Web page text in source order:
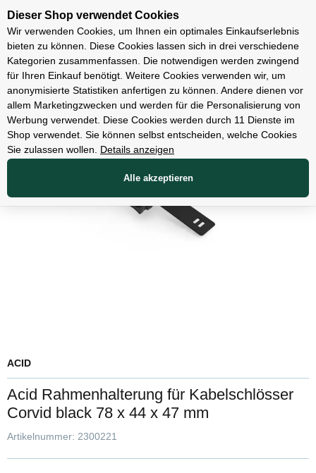
Unsere Filialen
Zubehör
ACID
Acid Rahmenhalterung für Kabelschlösser
Corvid black 78 x 44 x 47 mm
Artikelnummer: 2300221
Dieser Shop verwendet Cookies
Wir verwenden Cookies, um Ihnen ein optimales Einkaufserlebnis
bieten zu können. Diese Cookies lassen sich in drei verschiedene
Kategorien zusammenfassen. Die notwendigen werden zwingend
für Ihren Einkauf benötigt. Weitere Cookies verwenden wir, um
anonymisierte Statistiken anfertigen zu können. Andere dienen vor
allem Marketingzwecken und werden für die Personalisierung von
Werbung verwendet. Diese Cookies werden durch 11 Dienste im
Shop verwendet. Sie können selbst entscheiden, welche Cookies
Sie zulassen wollen.
Details anzeigen
Alle akzeptieren